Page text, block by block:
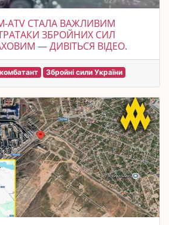
ATV СТАЛА ВАЖЛИВИМ
ЗБРОЙНИХ СИЛ
— ДИВІТЬСЯ ВІДЕО.
Збройні сили України